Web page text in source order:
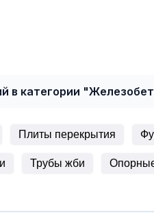
в категории
Плиты перекрытия
Трубы жби